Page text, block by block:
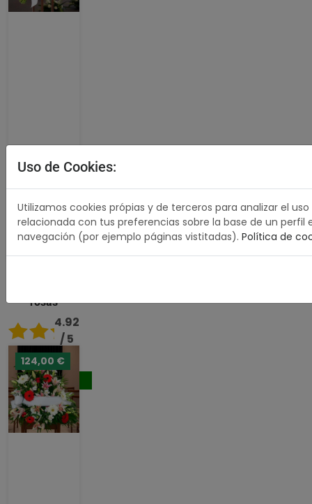
rosas
4.92
/ 5
80,00 €
Comprar
124,00 €
Uso de Cookies:
Utilizamos cookies própias y de terceros para analizar el
relacionada con tus preferencias sobre la base de un perfil
navegación (por ejemplo páginas vistitadas). Política de